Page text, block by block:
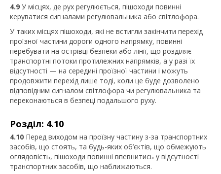
4.9 У місцях, де рух регулюється, пішоходи повинні
керуватися сигналами регулювальника або світлофора.
У таких місцях пішоходи, які не встигли закінчити перехід
проїзної частини дороги одного напрямку, повинні
перебувати на острівці безпеки або лінії, що розділяє
транспортні потоки протилежних напрямків, а у разі їх
відсутності — на середині проїзної частини і можуть
продовжити перехід лише тоді, коли це буде дозволено
відповідним сигналом світлофора чи регулювальника та
переконаються в безпеці подальшого руху.
Розділ: 4.10
4.10 Перед виходом на проїзну частину з-за транспортних
засобів, що стоять, та будь-яких об’єктів, що обмежують
оглядовість, пішоходи повинні впевнитись у відсутності
транспортних засобів, що наближаються.